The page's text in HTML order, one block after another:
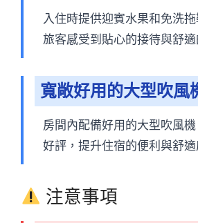
入住時提供迎賓水果和免洗
旅客感受到貼心的接待與舒適
寬敞好用的大型吹風
房間內配備好用的大型吹風
好評，提升住宿的便利與舒適
注意事項